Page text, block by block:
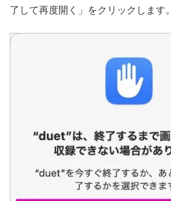
了して再度開く」をクリックします。